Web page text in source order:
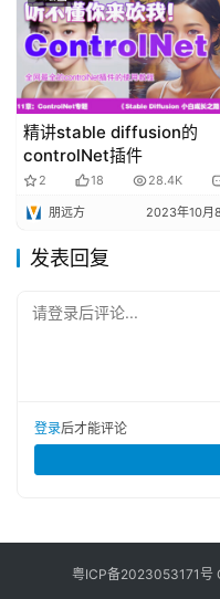
精讲stable diffusion的
controlNet插件
2 18 28.4K
朋远方 2023年10月
发表回复
请登录后评论...
登录后才能评论
粤ICP备2023053171号